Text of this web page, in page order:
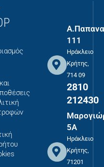
111
Ηράκλειο
Κρήτης,
714 09
2810
212430
5Α
Ηράκλειο
Κρήτης,
71201